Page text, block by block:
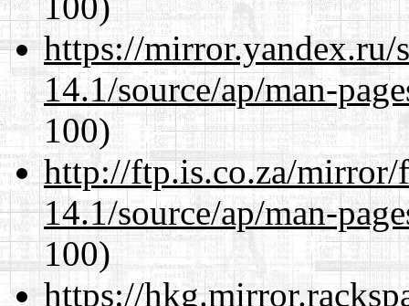
https://mirror.yandex.ru/
14.1/source/ap/man-
100)
http://ftp.is.co.za/mirror/
14.1/source/ap/man-
100)
https://